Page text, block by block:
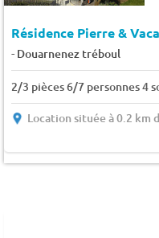
Résidence Pierre &
- Douarnenez tréboul
2/3 pièces 6/7 personnes 4
Location située à 0.2 km